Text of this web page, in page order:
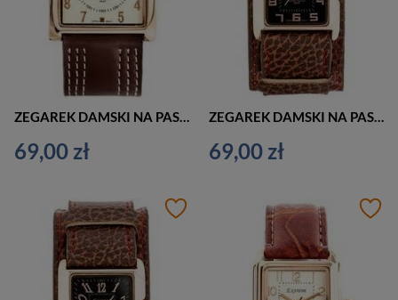
69,00 zł 69,00 zł